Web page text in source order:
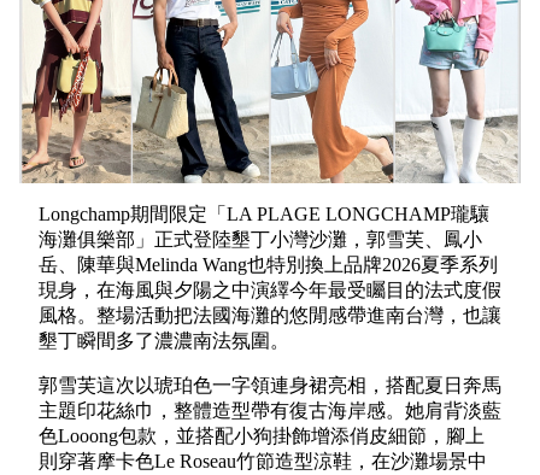
Longchamp期間限定「LA PLAGE LONGCHAMP瓏驤
海灘俱樂部」正式登陸墾丁小灣沙灘，郭雪芙、鳳小
岳、陳華與Melinda Wang也特別換上品牌2026夏季系列
現身，在海風與夕陽之中演繹今年最受矚目的法式度假
風格。整場活動把法國海灘的悠閒感帶進南台灣，也讓
墾丁瞬間多了濃濃南法氛圍。
郭雪芙這次以琥珀色一字領連身裙亮相，搭配夏日奔馬
主題印花絲巾，整體造型帶有復古海岸感。她肩背淡藍
色Looong包款，並搭配小狗掛飾增添俏皮細節，腳上
則穿著摩卡色Le Roseau竹節造型涼鞋，在沙灘場景中